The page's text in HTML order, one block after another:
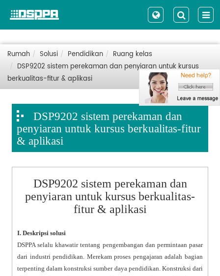
Rumah Solusi Pendidikan
Ruang kelas
DSP9202 sistem perekaman dan penyiaran untuk kursus
berkualitas-fitur & aplikasi
DSP9202 sistem perekaman dan
penyiaran untuk kursus berkualitas-fitur
& aplikasi
DSP9202 sistem perekaman dan
penyiaran untuk kursus berkualitas-
fitur & aplikasi
I. Deskripsi solusi
DSPPA selalu khawatir tentang pengembangan dan permintaan pasar
dari industri pendidikan. Merekam proses pengajaran adalah bagian
terpenting dalam konstruksi sumber daya pendidikan. Konstruksi dari